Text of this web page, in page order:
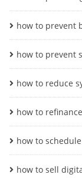
how to prevent
how to prevent
how to reduce
how to
how to
how to sell